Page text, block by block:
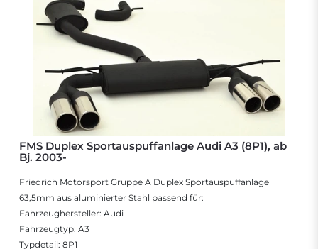
FMS Duplex Sportauspuffanlage Audi A3 (8P1), ab
Bj. 2003-
Friedrich Motorsport Gruppe A Duplex Sportauspuffanlage
63,5mm aus aluminierter Stahl passend für:
Fahrzeughersteller: Audi
Fahrzeugtyp: A3
Typdetail: 8P1